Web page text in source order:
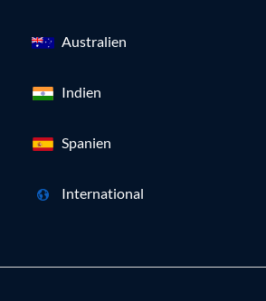
Australien
Indien
Spanien
International